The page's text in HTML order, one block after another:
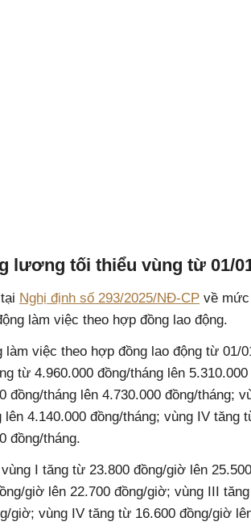
lương tối thiểu vùng từ 01/
Nghị định số 293/2025/NĐ-CP về
làm việc theo hợp đồng lao động.
việc theo hợp đồng lao động từ 01/
từ 4.960.000 đồng/tháng lên 5.310.000
đồng/tháng lên 4.730.000 đồng/tháng;
4.140.000 đồng/tháng; vùng IV tăng
đồng/tháng.
I tăng từ 23.800 đồng/giờ lên
giờ lên 22.700 đồng/giờ; vùng III
giờ; vùng IV tăng từ 16.600 đồng/giờ